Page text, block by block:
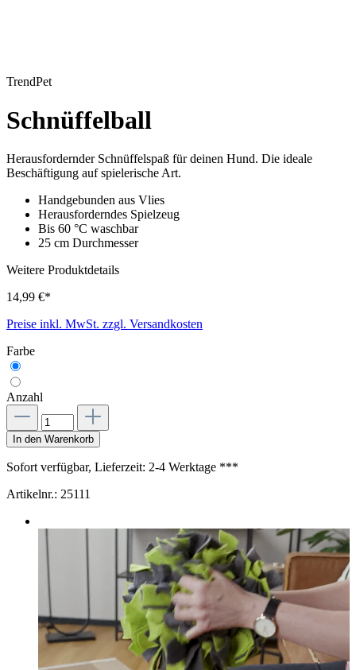
TrendPet
Schnüffelball
Herausfordernder Schnüffelspaß für deinen Hund. Die ideale
Beschäftigung auf spielerische Art.
Handgebunden aus Vlies
Herausforderndes Spielzeug
Bis 60 °C waschbar
25 cm Durchmesser
Weitere Produktdetails
14,99 €*
Preise inkl. MwSt. zzgl. Versandkosten
Farbe
Anzahl
In den Warenkorb
Sofort verfügbar, Lieferzeit: 2-4 Werktage ***
Artikelnr.: 25111